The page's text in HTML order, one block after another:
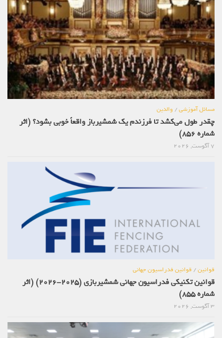
مسائل آموزشی/والدین
چقدر طول می‌کشد تا فرزندم یک شمشیرباز واقعاً خوبی بشود؟ (اثر
شماره 856)
قوانین/قوانین فدراسیون جهانی
قوانین تکنیکی فدراسیون جهانی شمشیربازی (2025-2026) (اثر
شماره 855)